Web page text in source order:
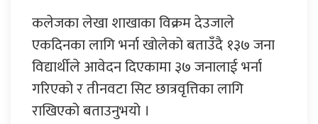
कलेजका लेखा शाखाका विक्रम देउजाले
एकदिनका लागि भर्ना खोलेको बताउँदै १३७ जना
विद्यार्थीले आवेदन दिएकामा ३७ जनालाई भर्ना
गरिएको र तीनवटा सिट छात्रवृत्तिका लागि
राखिएको बताउनुभयो ।